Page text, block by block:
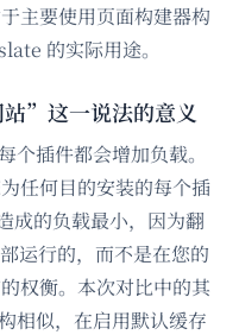
主要使用页面构建器构
的实际用途。
”这一说法的意义
插件都会增加负载。
任何目的安装的每个插
成的负载最小，因为翻
运行的，而不是在您的
权衡。本次对比中的其
相似，在启用默认缓存